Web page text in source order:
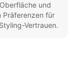
und
Präferenzen für
Vertrauen.